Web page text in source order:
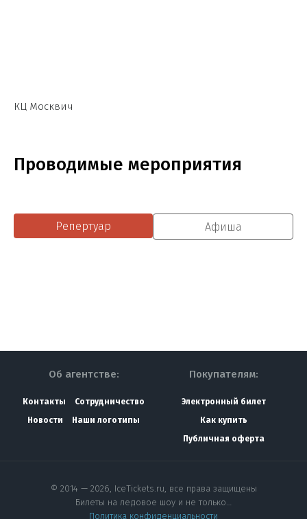
КЦ Москвич
Проводимые мероприятия
Репертуар Афиша
Об агентстве:
Контакты
Сотрудничество
Новости
Наши логотипы
Покупателям:
Электронный билет
Как купить
Публичная оферта
© 2014 — 2026, IceTickets.ru, все права защищены
Билеты на ледовое шоу и не только…
Политика конфиденциальности